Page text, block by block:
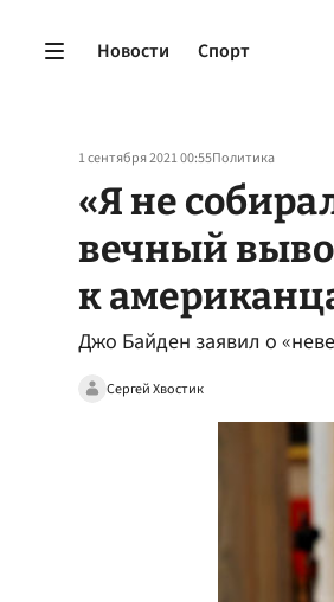
Новости Спорт
1 сентября 2021 00:55Политика
«Я не
вечный
к
Джо Байден заявил о
Сергей Хвостик